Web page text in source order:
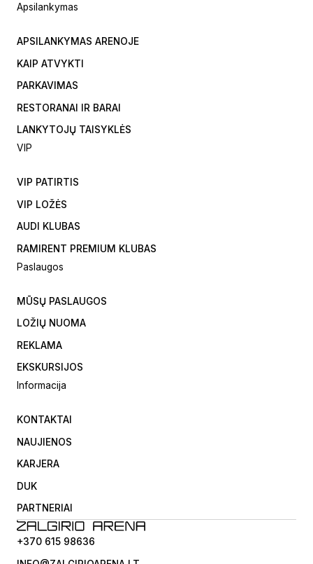
Apsilankymas
APSILANKYMAS ARENOJE
KAIP ATVYKTI
PARKAVIMAS
RESTORANAI IR BARAI
LANKYTOJŲ TAISYKLĖS
VIP
VIP PATIRTIS
VIP LOŽĖS
AUDI KLUBAS
RAMIRENT PREMIUM KLUBAS
Paslaugos
MŪSŲ PASLAUGOS
LOŽIŲ NUOMA
REKLAMA
EKSKURSIJOS
Informacija
KONTAKTAI
NAUJIENOS
KARJERA
DUK
PARTNERIAI
+370 615 98636